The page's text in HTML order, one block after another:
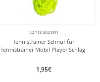
tennistown
Tennistrainer Schnur für
Tennistrainer Mobil Player Schlag-
1,95€